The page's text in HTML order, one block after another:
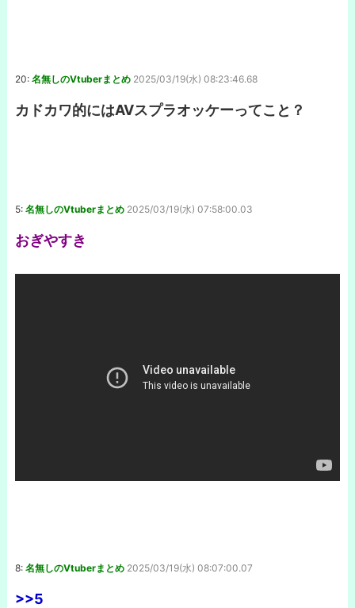
20: 名無しのVtuberまとめ 2025/03/19(水) 08:23:46.68
カドカワ的にはAVスプラオッケーってこと？
5: 名無しのVtuberまとめ 2025/03/19(水) 07:58:00.03
おぎやすき
8: 名無しのVtuberまとめ 2025/03/19(水) 08:07:00.07
>>5